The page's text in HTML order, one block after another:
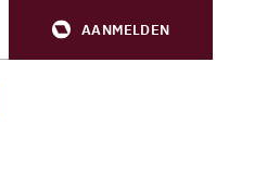
AANMELDEN